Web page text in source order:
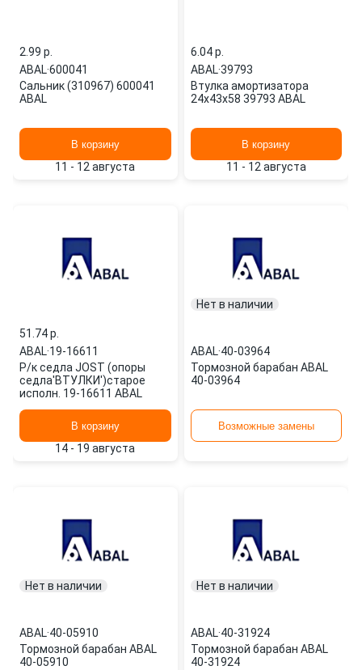
2.99 p.
ABAL·600041
Сальник (310967) 600041
ABAL
В корзину
11 - 12 августа
6.04 p.
ABAL·39793
Втулка амортизатора
24x43x58 39793 ABAL
В корзину
11 - 12 августа
51.74 p.
ABAL·19-16611
Р/к седла JOST (опоры
седла'ВТУЛКИ')старое
исполн. 19-16611 ABAL
В корзину
14 - 19 августа
Нет в наличии
ABAL·40-03964
Тормозной барабан ABAL
40-03964
Возможные замены
Нет в наличии
ABAL·40-05910
Тормозной барабан ABAL
40-05910
Нет в наличии
ABAL·40-31924
Тормозной барабан ABAL
40-31924